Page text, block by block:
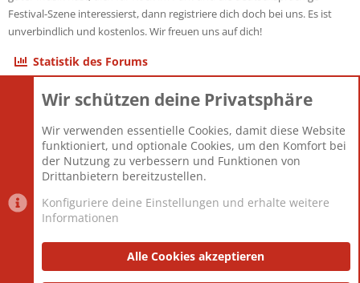
Festival-Szene interessierst, dann registriere dich doch bei uns. Es ist
unverbindlich und kostenlos. Wir freuen uns auf dich!
Statistik des Forums
Themen
Mitglieder
12.427
Neuestes Mitglied
Berlin
Datenschutzerklärung Impressum
Wir schützen deine Privatsphäre
Wir verwenden essentielle Cookies, damit diese Website
funktioniert, und optionale Cookies, um den Komfort bei
der Nutzung zu verbessern und Funktionen von
Drittanbietern bereitzustellen.
Konfiguriere deine Einstellungen und erhalte weitere
Informationen
Alle Cookies akzeptieren